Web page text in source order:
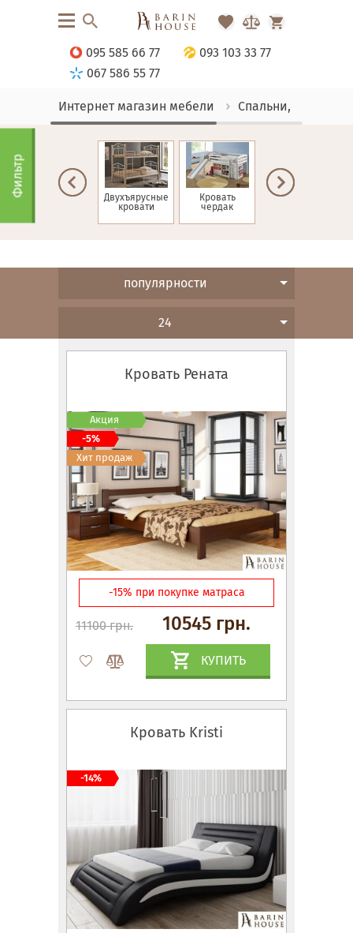
095 585 66 77
093 103 33 77
067 586 55 77
Интернет магазин мебели Спальни, Кровати
Односпальные
Двухъярусные
кровати
Кровать
чердак
Детские
Фильтр
популярности
24
Кровать Рената
-15% при покупке матраса
11100 грн. 10545 грн.
КУПИТЬ
Акция
-5%
Хит продаж
Кровать Kristi
-14%